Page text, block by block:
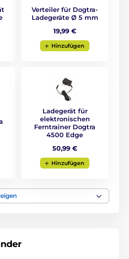
Edge hilft Ihnen Ihren Hund
1600m
zum Training von
Training in weiten
elektrostatisches Impusl
in 127 Stufen einstellbar). Die
Verteiler für Dogtra-
Ladegeräte Ø 5 mm
19,99 €
Hinzufügen
Ladegerät für
elektronischen
Ferntrainer Dogtra
4500 Edge
50,99 €
Hinzufügen